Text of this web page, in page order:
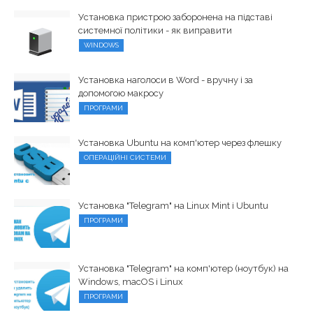
Установка пристрою заборонена на підставі
системної політики - як виправити
WINDOWS
Установка наголоси в Word - вручну і за
допомогою макросу
ПРОГРАМИ
Установка Ubuntu на комп'ютер через флешку
ОПЕРАЦІЙНІ СИСТЕМИ
Установка "Telegram" на Linux Mint і Ubuntu
ПРОГРАМИ
Установка "Telegram" на комп'ютер (ноутбук) на
Windows, macOS і Linux
ПРОГРАМИ